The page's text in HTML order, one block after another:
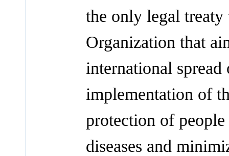
the only legal
Organization that
international spread
implementation of
protection of
diseases and